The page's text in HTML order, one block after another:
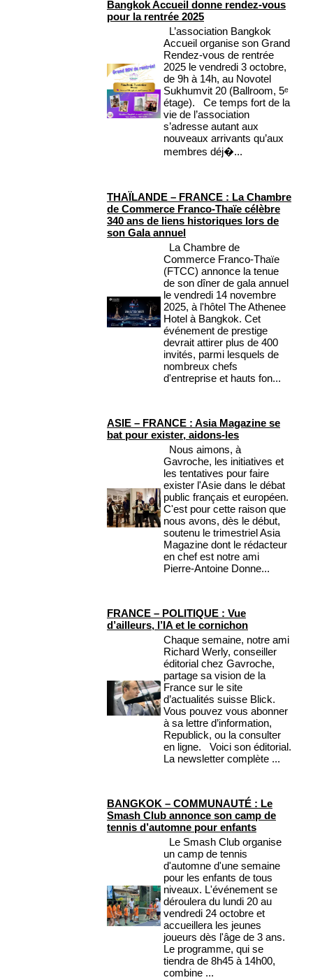
Bangkok Accueil donne rendez-vous
pour la rentrée 2025
L’association Bangkok
Accueil organise son Grand
Rendez-vous de rentrée
2025 le vendredi 3 octobre,
de 9h à 14h, au Novotel
Sukhumvit 20 (Ballroom, 5ᵉ
étage). Ce temps fort de la
vie de l’association
s’adresse autant aux
nouveaux arrivants qu’aux
membres déj�...
THAÏLANDE – FRANCE : La Chambre
de Commerce Franco-Thaïe célèbre
340 ans de liens historiques lors de
son Gala annuel
La Chambre de
Commerce Franco-Thaïe
(FTCC) annonce la tenue
de son dîner de gala annuel
le vendredi 14 novembre
2025, à l'hôtel The Athenee
Hotel à Bangkok. Cet
événement de prestige
devrait attirer plus de 400
invités, parmi lesquels de
nombreux chefs
d'entreprise et hauts fon...
ASIE – FRANCE : Asia Magazine se
bat pour exister, aidons-les
Nous aimons, à
Gavroche, les initiatives et
les tentatives pour faire
exister l'Asie dans le débat
public français et européen.
C'est pour cette raison que
nous avons, dès le début,
soutenu le trimestriel Asia
Magazine dont le rédacteur
en chef est notre ami
Pierre-Antoine Donne...
FRANCE – POLITIQUE : Vue
d’ailleurs, l’IA et le cornichon
Chaque semaine, notre ami
Richard Werly, conseiller
éditorial chez Gavroche,
partage sa vision de la
France sur le site
d’actualités suisse Blick.
Vous pouvez vous abonner
à sa lettre d’information,
Republick, ou la consulter
en ligne. Voici son éditorial.
La newsletter complète ...
BANGKOK – COMMUNAUTÉ : Le
Smash Club annonce son camp de
tennis d’automne pour enfants
Le Smash Club organise
un camp de tennis
d'automne d'une semaine
pour les enfants de tous
niveaux. L'événement se
déroulera du lundi 20 au
vendredi 24 octobre et
accueillera les jeunes
joueurs dès l'âge de 3 ans.
Le programme, qui se
tiendra de 8h45 à 14h00,
combine ...